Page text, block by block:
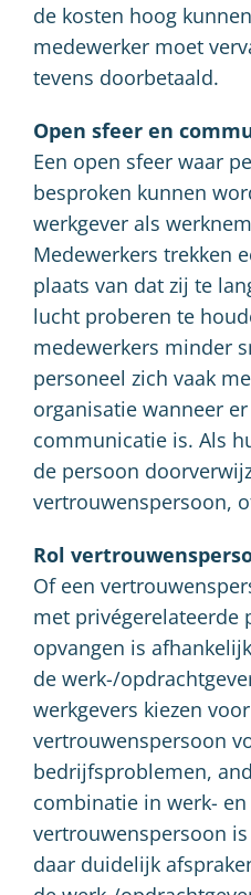
de kosten hoog
medewerker moet
tevens doorbetaald.
Open sfeer en
Een open sfeer waar
besproken kunnen
werkgever als
Medewerkers trekken
plaats van dat zij te
lucht proberen te
medewerkers minder
personeel zich vaak
organisatie wanneer
communicatie is. Als
de persoon
vertrouwenspersoon,
Rol
Of een
met privégerelateerde
opvangen is
de werk-/
werkgevers kiezen
vertrouwenspersoon
bedrijfsproblemen,
combinatie in werk-
vertrouwenspersoon
daar duidelijk